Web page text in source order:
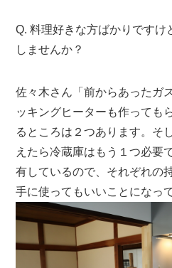
Q. 料理好きな方ばかりですけ
しませんか？
佐々木さん「前からあったガ
ッキングヒーターも作っても
るところは２つあります。そ
えたら冷蔵庫はもう１つ必要
有しているので、それぞれの
手に使ってもいいことになっ